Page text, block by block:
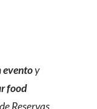
eventoy
food
Reservas